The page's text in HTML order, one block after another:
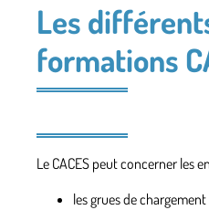
Les
formations
Le CACES peut concerner les
les grues de chargement